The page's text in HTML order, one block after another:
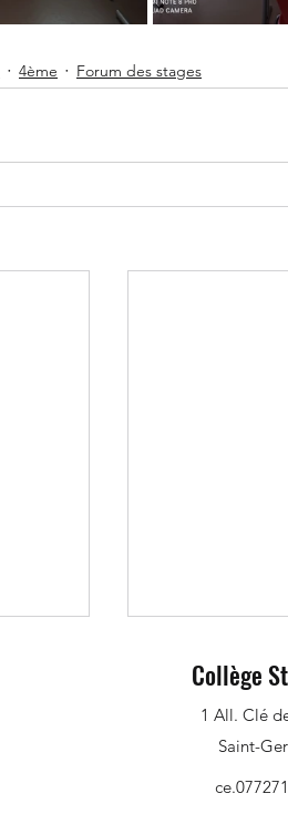
4ème Forum des stages
Collège
1 All. Clé
Saint-